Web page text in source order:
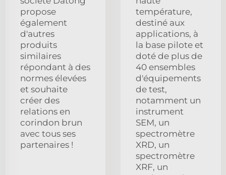
propose
également
d'autres
produits
similaires
répondant à des
normes élevées
et souhaite
créer des
relations en
corindon brun
avec tous ses
partenaires !
température,
destiné aux
applications, à
la base pilote et
doté de plus de
40 ensembles
d'équipements
de test,
notamment un
instrument
SEM, un
spectromètre
XRD, un
spectromètre
XRF, un